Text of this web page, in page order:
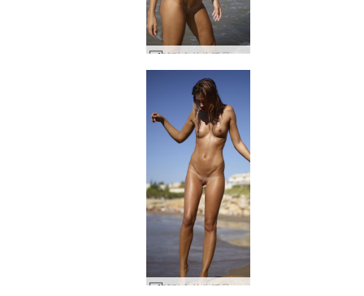
琥珀色的生活是一片海滩 #38
琥珀色的生活是一片海滩 #54